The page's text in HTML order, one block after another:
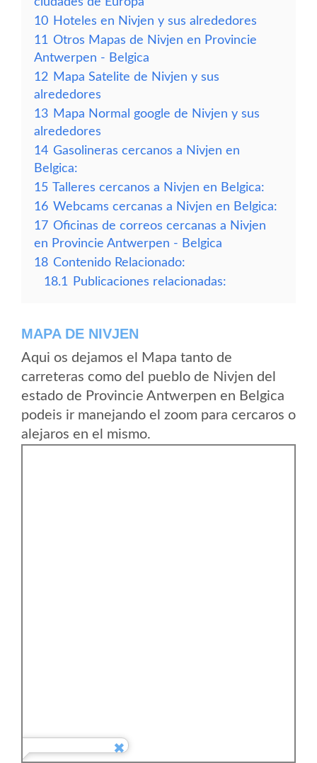
10 Hoteles en Nivjen y sus alrededores
11 Otros Mapas de Nivjen en Provincie
Antwerpen - Belgica
12 Mapa Satelite de Nivjen y sus
alrededores
13 Mapa Normal google de Nivjen y sus
alrededores
14 Gasolineras cercanos a Nivjen en
Belgica:
15 Talleres cercanos a Nivjen en Belgica:
16 Webcams cercanas a Nivjen en Belgica:
17 Oficinas de correos cercanas a Nivjen
en Provincie Antwerpen - Belgica
18 Contenido Relacionado:
18.1
Publicaciones relacionadas:
MAPA DE NIVJEN
Aqui os dejamos el Mapa tanto de
carreteras como del pueblo de Nivjen del
estado de Provincie Antwerpen en Belgica
podeis ir manejando el zoom para cercaros o
alejaros en el mismo.